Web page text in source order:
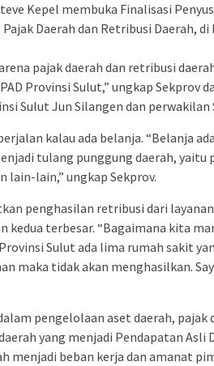
Kepel membuka Finalisasi
Daerah dan Retribusi Daerah, di
pajak daerah dan retribusi
Provinsi Sulut,” ungkap Sekprov
Sulut Jun Silangen dan perwakilan
kalau ada belanja. “Belanja
tulang punggung daerah, yaitu
lain-lain,” ungkap Sekprov.
penghasilan retribusi dari
kedua terbesar. “Bagaimana kita
Sulut ada lima rumah sakit
maka tidak akan menghasilkan.
pengelolaan aset daerah, pajak
yang menjadi Pendapatan Asli
menjadi beban kerja dan amanat